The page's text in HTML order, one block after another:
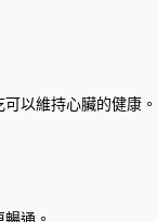
以維持心臟的健康。